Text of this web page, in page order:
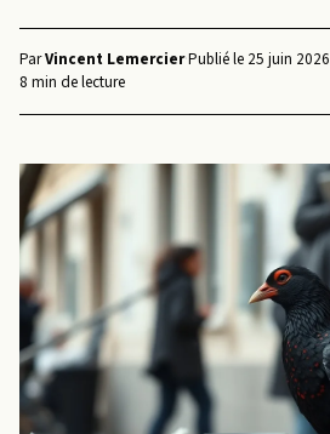
ParVincent Lemercier·Publié le 25 juin 2026
8 min de lecture